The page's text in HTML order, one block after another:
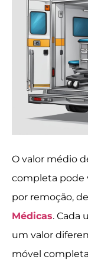
O valor médio
completa pode
por remoção,
Médicas. Cada
um valor
móvel